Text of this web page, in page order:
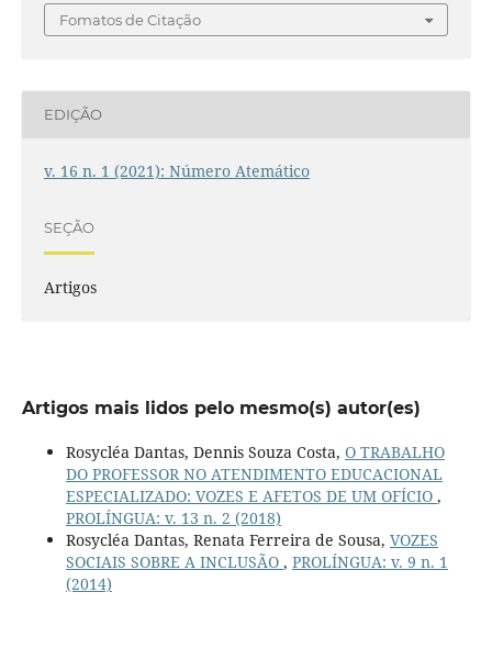
Fomatos de Citação
EDIÇÃO
v. 16 n. 1 (2021): Número Atemático
SEÇÃO
Artigos
Artigos mais lidos pelo mesmo(s) autor(es)
Rosycléa Dantas, Dennis Souza Costa, O TRABALHO
DO PROFESSOR NO ATENDIMENTO EDUCACIONAL
ESPECIALIZADO: VOZES E AFETOS DE UM OFÍCIO ,
PROLÍNGUA: v. 13 n. 2 (2018)
Rosycléa Dantas, Renata Ferreira de Sousa, VOZES
SOCIAIS SOBRE A INCLUSÃO , PROLÍNGUA: v. 9 n. 1
(2014)